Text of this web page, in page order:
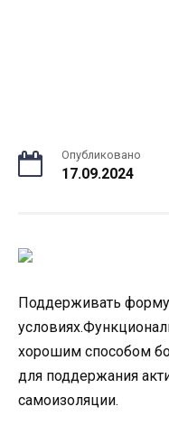
Опубликовано
17.09.2024
Поддерживать
хорошим способом
для поддержания
самоизоляции.